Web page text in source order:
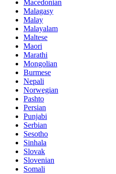
Macedonian
Malagasy
Malay
Malayalam
Maltese
Maori
Marathi
Mongolian
Burmese
Nepali
Norwegian
Pashto
Persian
Punjabi
Serbian
Sesotho
Sinhala
Slovak
Slovenian
Somali